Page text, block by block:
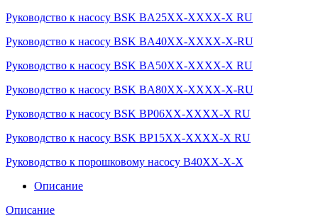
Руководство к насосу BSK BA25XX-XXXX-X RU
Руководство к насосу BSK BA40XX-XXXX-X-RU
Руководство к насосу BSK BA50XX-XXXX-X RU
Руководство к насосу BSK BA80XX-XXXX-X-RU
Руководство к насосу BSK BP06XX-XXXX-X RU
Руководство к насосу BSK BP15XX-XXXX-X RU
Руководство к порошковому насосу B40XX-X-X
Описание
Описание